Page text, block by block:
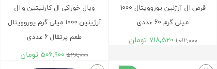
قرص ال آرژنین یوروویتال 1000
میلی گرم 60 عددی
1,012,000
718,520 تومان
ویال خوراکی ال کارنیتین و ال
آرژینین 1000 میلی گرم یوروویتال
طعم پرتقال 6 عددی
528,000
506,900 تومان